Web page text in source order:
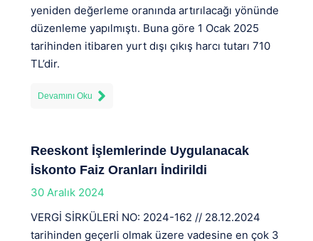
yeniden değerleme oranında artırılacağı yönünde
düzenleme yapılmıştı. Buna göre 1 Ocak 2025
tarihinden itibaren yurt dışı çıkış harcı tutarı 710
TL’dir.
Devamını Oku
Reeskont İşlemlerinde Uygulanacak
İskonto Faiz Oranları İndirildi
30 Aralık 2024
VERGİ SİRKÜLERİ NO: 2024-162 // 28.12.2024
tarihinden geçerli olmak üzere vadesine en çok 3